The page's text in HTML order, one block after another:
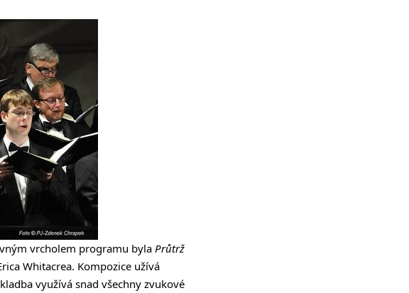
vrcholem programu byla Průtrž
Whitacrea. Kompozice užívá
využívá snad všechny zvukové